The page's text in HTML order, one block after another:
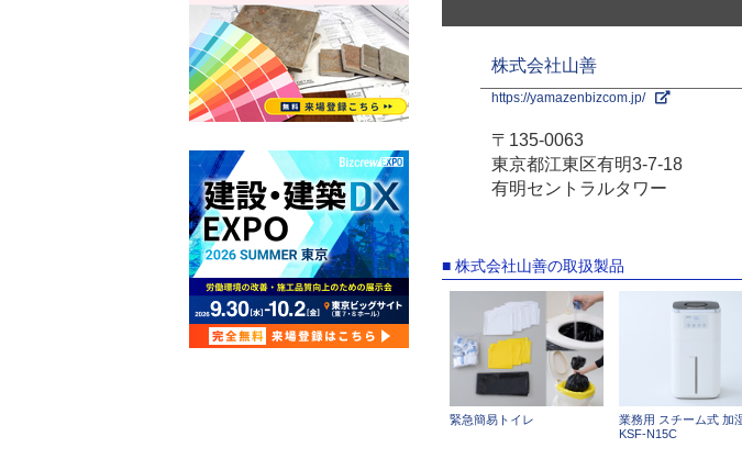
株式会社山善
https://yamazenbizcom.jp/
〒135-0063
東京都江東区有明3-7-18
有明セントラルタワー
■ 株式会社山善の取扱製品
緊急簡易トイレ
業務用 スチーム式 加
KSF-N15C